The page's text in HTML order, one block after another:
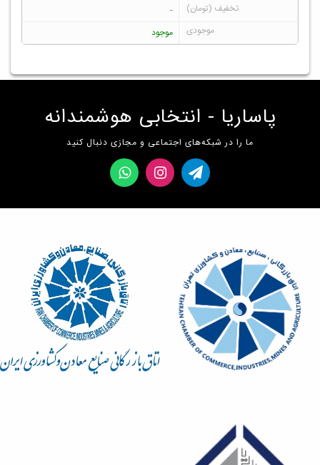
-
موجود
پاساریا - انتخابی هوشمندانه
ما را در شبکه‌های اجتماعی و مجازی دنبال کنید